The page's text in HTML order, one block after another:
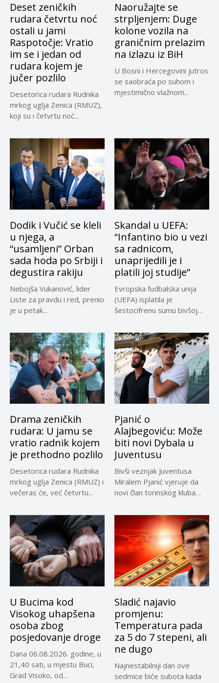
Deset zeničkih
rudara četvrtu noć
ostali u jami
Raspotočje: Vratio
im se i jedan od
rudara kojem je
jučer pozlilo
Desetorica rudara Rudnika
mrkog uglja Zenica (RMUZ),
koji su i četvrtu noć...
Naoružajte se
strpljenjem: Duge
kolone vozila na
graničnim prelazim
na izlazu iz BiH
U Bosni i Hercegovini jutros
se saobraća po suhom i
mjestimično vlažnom...
Dodik i Vučić se kleli
u njega, a
“usamljeni” Orban
sada hoda po Srbiji i
degustira rakiju
Nebojša Vukanović, lider
Liste za pravdu i red, prenio
je u petak...
Skandal u UEFA:
“Infantino bio u vezi
sa radnicom,
unaprijedili je i
platili joj studije”
Evropska fudbalska unija
(UEFA) isplatila je
šestocifrenu sumu bivšoj
Drama zeničkih
rudara: U jamu se
vratio radnik kojem
je prethodno pozlilo
Desetorica rudara Rudnika
mrkog uglja Zenica (RMUZ) i
večeras će, već četvrtu...
Pjanić o
Alajbegoviću: Može
biti novi Dybala u
Juventusu
Bivši veznjak Juventusa
Miralem Pjanić vjeruje da
novi član torinskog kluba
U Bucima kod
Visokog uhapšena
osoba zbog
posjedovanje droge
Dana 06.08.2026. godine, u
21,40 sati, u mjestu Buci,
Grad Visoko, od...
Sladić najavio
promjenu:
Temperatura pada
za 5 do 7 stepeni, ali
ne dugo
Najnestabilniji dan ove
sedmice biće subota kada